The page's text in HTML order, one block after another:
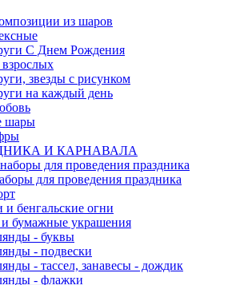
из шаров
С Днем Рождения
звезды с рисунком
на каждый день
шары
И КАРНАВАЛА
для проведения праздника
для проведения праздника
бенгальские огни
бумажные украшения
- буквы
- подвески
- тассел, занавесы - дождик
- флажки